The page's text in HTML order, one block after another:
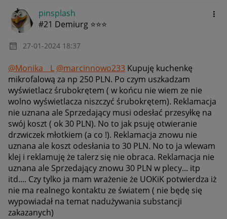
pinsplash
#21 Demiurg ⭐⭐⭐
‎27-01-2024 18:37
@Monika__L @marcinnowo233 Kupuję kuchenkę
mikrofalową za np 250 PLN. Po czym uszkadzam
wyświetlacz śrubokrętem ( w końcu nie wiem ze nie
wolno wyświetlacza niszczyć śrubokrętem). Reklamacja
nie uznana ale Sprzedający musi odesłać przesyłkę na
swój koszt ( ok 30 PLN). No to jak psuję otwieranie
drzwiczek młotkiem (a co !). Reklamacja znowu nie
uznana ale koszt odesłania to 30 PLN. No to ja wlewam
klej i reklamuję że talerz się nie obraca. Reklamacja nie
uznana ale Sprzedający znowu 30 PLN w plecy... itp
itd.... Czy tylko ja mam wrażenie że UOKiK potwierdza iż
nie ma realnego kontaktu ze światem ( nie będę się
wypowiadał na temat nadużywania substancji
zakazanych)